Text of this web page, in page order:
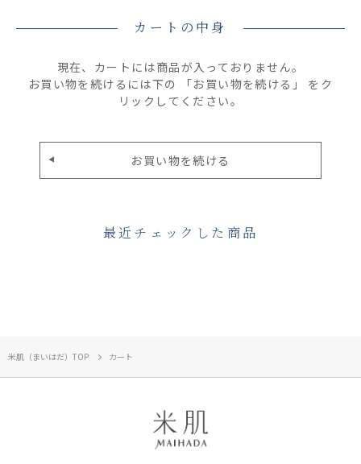
カートの中身
現在、カートには商品が入っておりません。
お買い物を続けるには下の 「お買い物を続ける」 をク
リックしてください。
最近チェックした商品
米肌（まいはだ）TOP カート